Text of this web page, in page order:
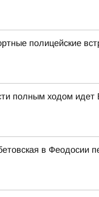
полицейские
полным ходом идет
в Феодосии